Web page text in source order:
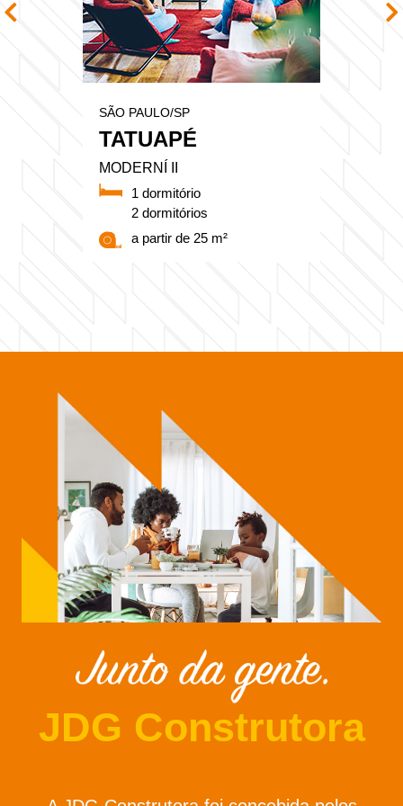
SÃO PAULO/SP
TATUAPÉ
MODERNÍ II
1 dormitório
2 dormitórios
a partir de 25 m²
JDG Construtora